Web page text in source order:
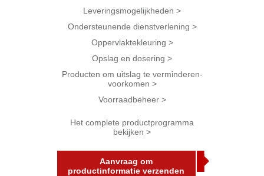
Leveringsmogelijkheden >
Ondersteunende dienstverlening >
Oppervlaktekleuring >
Opslag en dosering >
Producten om uitslag te verminderen-
voorkomen >
Voorraadbeheer >
Het complete productprogramma
bekijken >
Aanvraag om
productinformatie verzenden